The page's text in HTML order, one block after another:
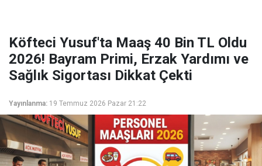
Köfteci Yusuf'ta Maaş 40 Bin TL Oldu
2026! Bayram Primi, Erzak Yardımı ve
Sağlık Sigortası Dikkat Çekti
Yayınlanma: 19 Temmuz 2026 Pazar 21:22